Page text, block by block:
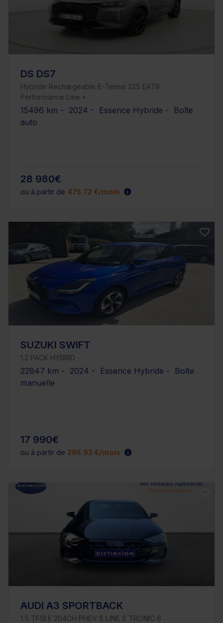
DS DS7
Hybride Rechargeable E-Tense 225 EAT8
Performance Line +
15496 km - 2024 - Essence Hybride - Boîte
auto
28 980€
ou à partir de 475.72 €/mois
SUZUKI SWIFT
1.2 PACK HYBRID
22847 km - 2024 - Essence Hybride - Boîte
manuelle
17 990€
ou à partir de 295.93 €/mois
AUDI A3 SPORTBACK
1.5 TFSI E 204CH PHEV S LINE S TRONIC 6